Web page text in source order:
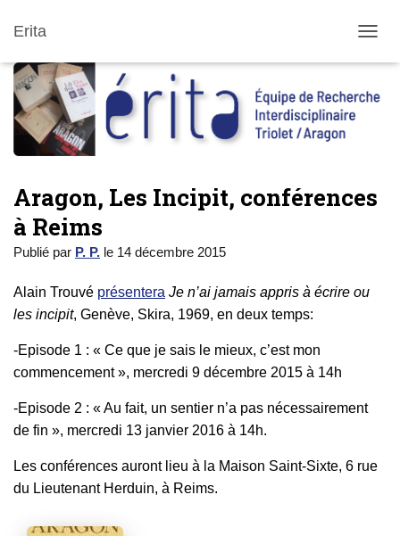
Erita
Aragon, Les Incipit, conférences
à Reims
Publié par P. P. le 14 décembre 2015
Alain Trouvé présentera Je n’ai jamais appris à écrire ou
les incipit, Genève, Skira, 1969, en deux temps:
-Episode 1 : « Ce que je sais le mieux, c’est mon
commencement », mercredi 9 décembre 2015 à 14h
-Episode 2 : « Au fait, un sentier n’a pas nécessairement
de fin », mercredi 13 janvier 2016 à 14h.
Les conférences auront lieu à la Maison Saint-Sixte, 6 rue
du Lieutenant Herduin, à Reims.